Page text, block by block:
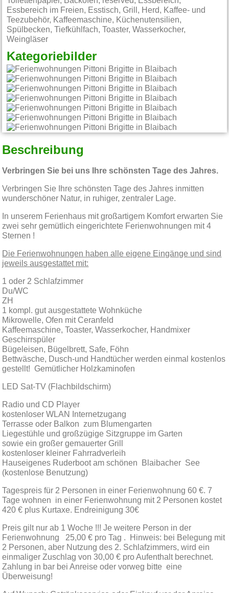
Essbereich im Freien, Esstisch, Grill, Herd, Kaffee- und
Teezubehör, Kaffeemaschine, Küchenutensilien,
Spülbecken, Tiefkühlfach, Toaster, Wasserkocher,
Weingläser
Kategoriebilder
Beschreibung
Verbringen Sie bei uns Ihre schönsten Tage des Jahres.
Verbringen Sie Ihre schönsten Tage des Jahres inmitten
wunderschöner Natur, in ruhiger, zentraler Lage.
In unserem Ferienhaus mit großartigem Komfort erwarten Sie
zwei sehr gemütlich eingerichtete Ferienwohnungen mit 4
Sternen !
Die Ferienwohnungen haben alle eigene Eingänge und sind
jeweils ausgestattet mit:
1 oder 2 Schlafzimmer
Du/WC
ZH
1 kompl. gut ausgestattete Wohnküche
Mikrowelle, Ofen mit Ceranfeld
Kaffeemaschine, Toaster, Wasserkocher, Handmixer
Geschirrspüler
Bügeleisen, Bügelbrett, Safe, Föhn
Bettwäsche, Dusch-und Handtücher werden einmal kostenlos
gestellt! Gemütlicher Holzkaminofen
LED Sat-TV (Flachbildschirm)
Radio und CD Player
kostenloser WLAN Internetzugang
Terrasse oder Balkon zum Blumengarten
Liegestühle und großzügige Sitzgruppe im Garten
sowie ein großer gemauerter Grill
kostenloser kleiner Fahrradverleih
Hauseigenes Ruderboot am schönen Blaibacher See
(kostenlose Benutzung)
Tagespreis für 2 Personen in einer Ferienwohnung 60 €. 7
Tage wohnen in einer Ferienwohnung mit 2 Personen kostet
420 € plus Kurtaxe. Endreinigung 30€
Preis gilt nur ab 1 Woche !!! Je weitere Person in der
Ferienwohnung 25,00 € pro Tag . Hinweis: bei Belegung mit
2 Personen, aber Nutzung des 2. Schlafzimmers, wird ein
einmaliger Zuschlag von 30,00 € pro Aufenthalt berechnet.
Zahlung in bar bei Anreise oder vorweg bitte eine
Überweisung!